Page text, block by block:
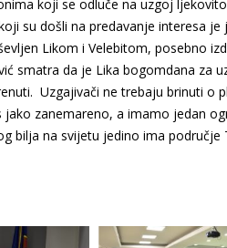
koji se odluče na uzgoj
su došli na predavanje interesa je
Likom i Velebitom, posebno
smatra da je Lika bogomdana za
Uzgajivači ne trebaju brinuti o
zanemareno, a imamo jedan
bilja na svijetu jedino ima područje